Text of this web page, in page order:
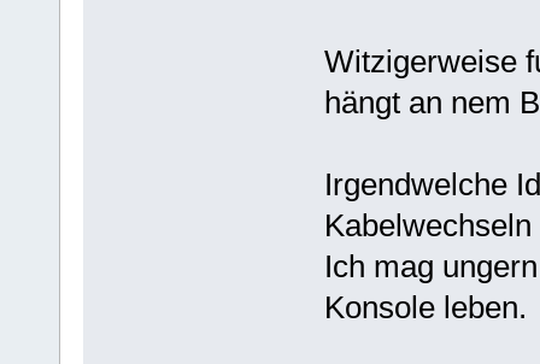
Witzigerweise
hängt an nem
Irgendwelche
Ich mag
Konsole leben.